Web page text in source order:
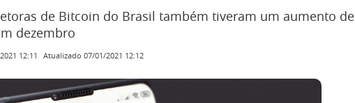
de Bitcoin do Brasil também tiveram um aumento de
dezembro
12:11 Atualizado 07/01/2021 12:12